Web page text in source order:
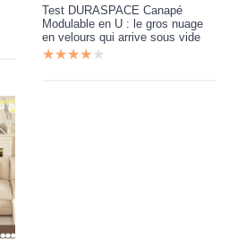
Test DURASPACE Canapé
Modulable en U : le gros nuage
en velours qui arrive sous vide
★★★★★
★★★★★